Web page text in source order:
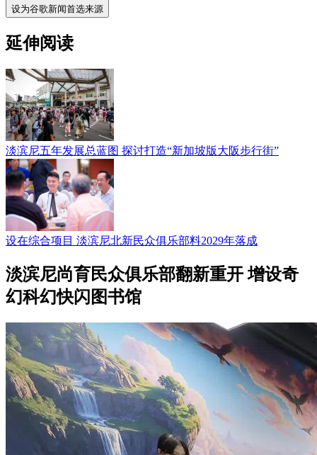
设为谷歌新闻首选来源
延伸阅读
淡滨尼五年发展总蓝图 探讨打造“新加坡版大阪步行街”
设在综合项目 淡滨尼北新民众俱乐部料2029年落成
淡滨尼尚育民众俱乐部翻新重开 增设奇
幻科幻快闪图书馆